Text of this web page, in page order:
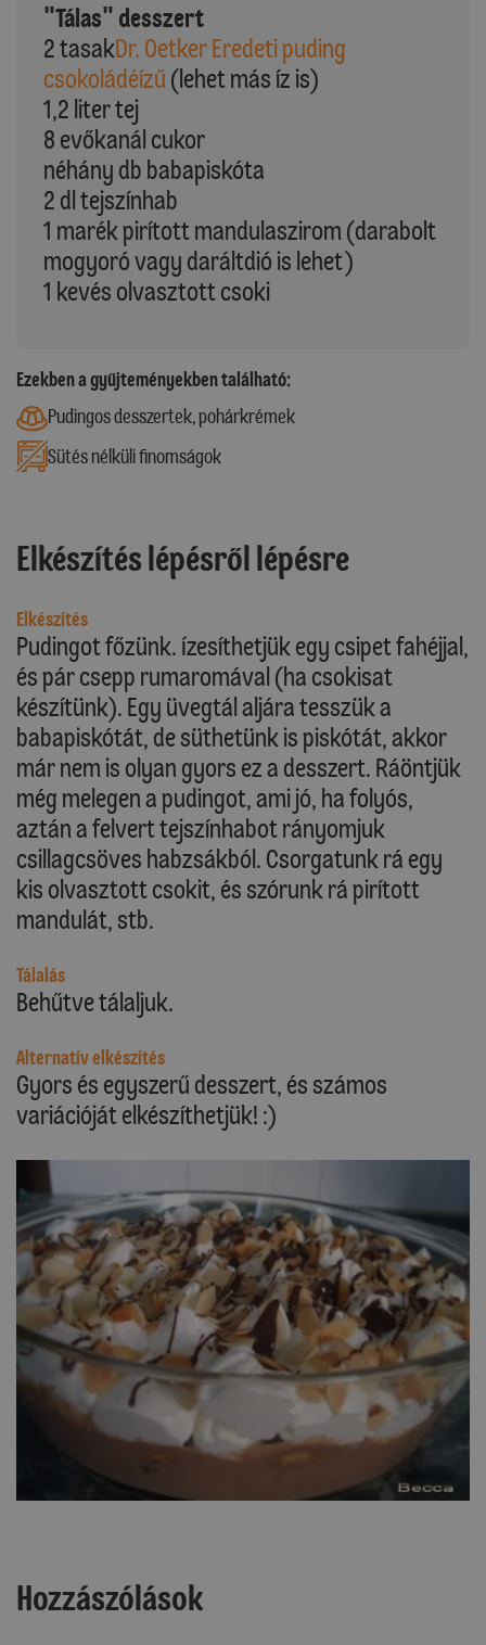
"Tálas" desszert
2 tasakDr. Oetker Eredeti puding
csokoládéízű (lehet más íz is)
1,2 liter tej
8 evőkanál cukor
néhány db babapiskóta
2 dl tejszínhab
1 marék pirított mandulaszirom (darabolt
mogyoró vagy daráltdió is lehet)
1 kevés olvasztott csoki
Ezekben a gyűjteményekben található:
Pudingos desszertek, pohárkrémek
Sütés nélküli finomságok
Elkészítés lépésről lépésre
Elkészítés
Pudingot főzünk. Ízesíthetjük egy csipet fahéjjal,
és pár csepp rumaromával (ha csokisat
készítünk). Egy üvegtál aljára tesszük a
babapiskótát, de süthetünk is piskótát, akkor
már nem is olyan gyors ez a desszert. Ráöntjük
még melegen a pudingot, ami jó, ha folyós,
aztán a felvert tejszínhabot rányomjuk
csillagcsöves habzsákból. Csorgatunk rá egy
kis olvasztott csokit, és szórunk rá pirított
mandulát, stb.
Tálalás
Behűtve tálaljuk.
Alternatív elkészítés
Gyors és egyszerű desszert, és számos
variációját elkészíthetjük! :)
Hozzászólások